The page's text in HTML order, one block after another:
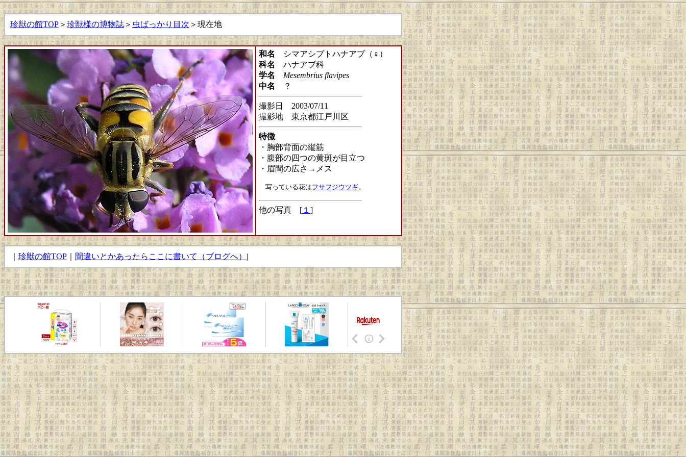
珍獣の館TOP ＞ 珍獣様の博物誌 ＞ 虫ばっかり目次 ＞現在地
和名
シマアシブトハナアブ（♀）
科名
ハナアブ科
学名
Mesembrius flavipes
中名
？
撮影日 2003/07/11
撮影地 東京都江戸川区
特徴
・胸部背面の縦筋
・腹部の四つの黄斑が目立つ
・眉間の広さ→メス
写っている花はフサフジウツギ。
他の写真 [ １ ]
珍獣の館TOP 間違いとかあったらここに書いて（ブログへ） |